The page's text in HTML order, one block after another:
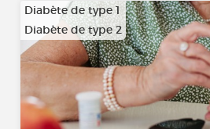
Diabète de type 1
Diabète de type 2